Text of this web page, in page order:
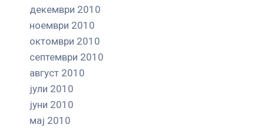
декември 2010
ноември 2010
октомври 2010
септември 2010
август 2010
јули 2010
јуни 2010
мај 2010